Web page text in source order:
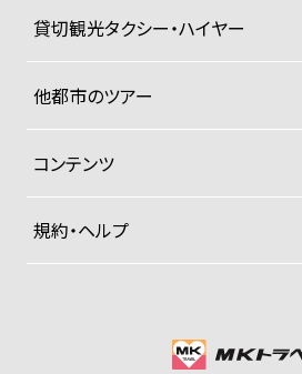
貸切観光タクシー・ハイヤー
貸切観光タクシー・ハイヤーTOP
車両ラインナップと料金
他都市のツアー
札幌観光タクシーツアー
東京観光タクシーツアー
コンテンツ
ドライバー紹介
四季折々の京都紀行
規約・ヘルプ
募集型企画旅行約款